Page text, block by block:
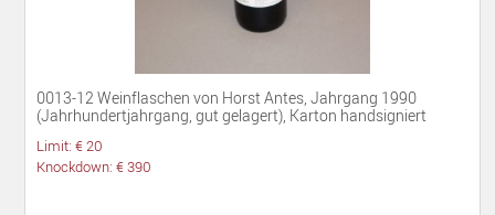
0013-12 Weinflaschen von Horst Antes, Jahrgang 1990
(Jahrhundertjahrgang, gut gelagert), Karton handsigniert
Limit: € 20
Knockdown: € 390